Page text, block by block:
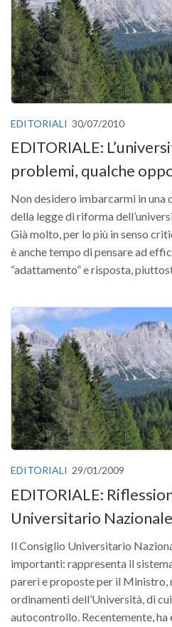
EDITORIALI 30/07/2010
EDITORIALE:
problemi, qualche
Non desidero imbarcarmi in una
della legge di riforma
Già molto, per lo più in senso
è anche tempo di pensare ad
“adattamento” e risposta,
EDITORIALI 29/01/2009
EDITORIALE:
Universitario
Il Consiglio Universitario
importanti: rappresenta il
pareri e proposte per il Ministro,
ordinamenti dell’Università, di
autocontrollo. Recentemente,